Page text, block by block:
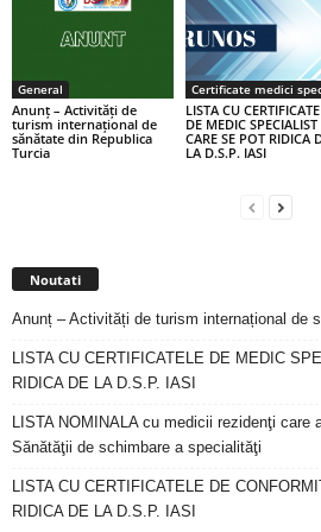
General
Anunț – Activități de
turism internațional de
sănătate din Republica
Turcia
LISTA CU
DE MEDIC SPECIALIST
CARE SE POT RIDICA
LA D.S.P. IASI
Noutati
Anunț – Activități de turism internațional de
LISTA CU CERTIFICATELE DE MEDIC
RIDICA DE LA D.S.P. IASI
LISTA NOMINALA cu medicii rezidenţi care
Sănătăţii de schimbare a specialităţi
LISTA CU CERTIFICATELE DE
RIDICA DE LA D.S.P. IASI